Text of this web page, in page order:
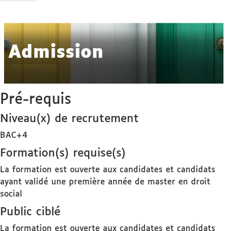
Admission
Pré-requis
Niveau(x) de recrutement
BAC+4
Formation(s) requise(s)
La formation est ouverte aux candidates et candidats
ayant validé une première année de master en droit
social
Public ciblé
La formation est ouverte aux candidates et candidats